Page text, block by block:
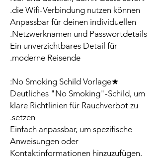
die Wifi-Verbindung nutzen können.
Anpassbar für deinen individuellen
Netzwerknamen und Passwortdetails.
Ein unverzichtbares Detail für
moderne Reisende.
★No Smoking Schild Vorlage:
Deutliches "No Smoking"-Schild, um
klare Richtlinien für Rauchverbot zu
setzen.
Einfach anpassbar, um spezifische
Anweisungen oder
Kontaktinformationen hinzuzufügen.